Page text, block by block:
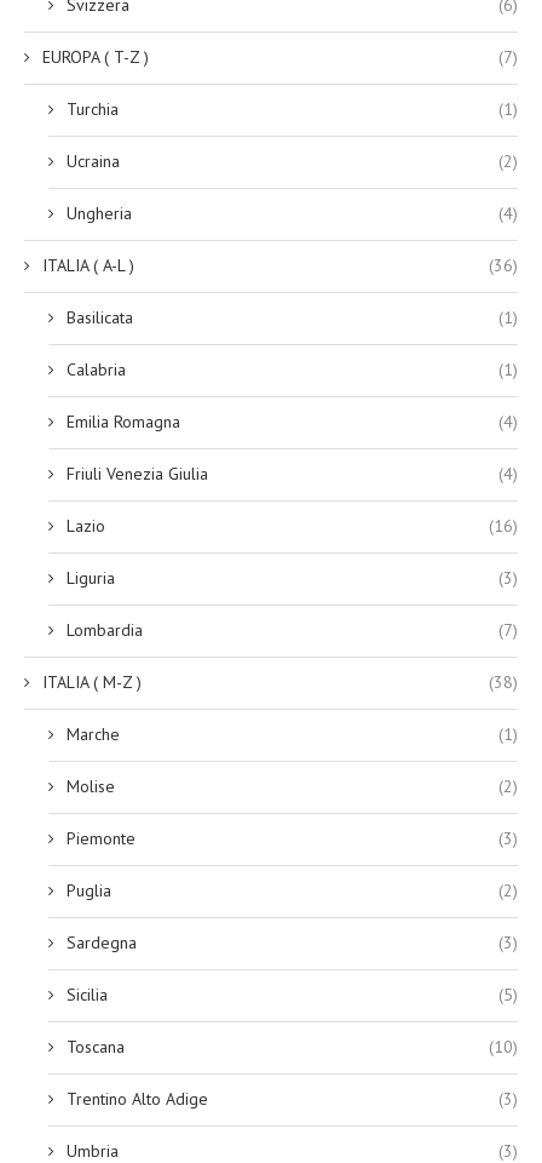
Svizzera (6)
EUROPA ( T-Z ) (7)
Turchia (1)
Ucraina (2)
Ungheria (4)
ITALIA ( A-L ) (36)
Basilicata (1)
Calabria (1)
Emilia Romagna (4)
Friuli Venezia Giulia (4)
Lazio (16)
Liguria (3)
Lombardia (7)
ITALIA ( M-Z ) (38)
Marche (1)
Molise (2)
Piemonte (3)
Puglia (2)
Sardegna (3)
Sicilia (5)
Toscana (10)
Trentino Alto Adige (3)
Umbria (3)